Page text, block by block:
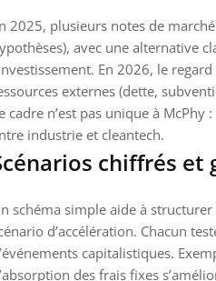
2025, plusieurs notes de
avec une alternative
En 2026, le
externes (dette,
cadre n’est pas unique à
industrie et cleantech.
chiffrés et
schéma simple aide à
d’accélération. Chacun
capitalistiques.
des frais fixes